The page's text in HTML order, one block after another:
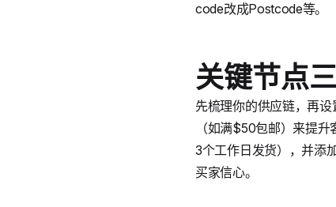
code改成Postcode等。
关键节点
先梳理你的供应链，再
（如满$50包邮）来提
3个工作日发货），并添
买家信心。